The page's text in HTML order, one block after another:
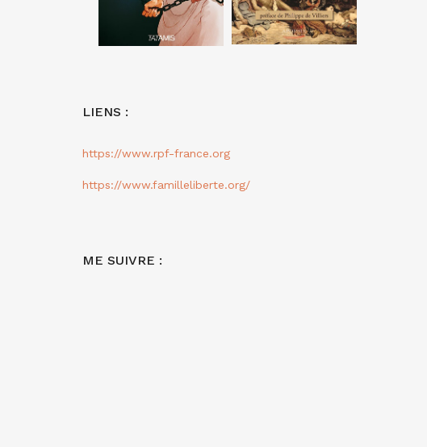
LIENS :
https://www.rpf-france.org
https://www.familleliberte.org/
ME SUIVRE :